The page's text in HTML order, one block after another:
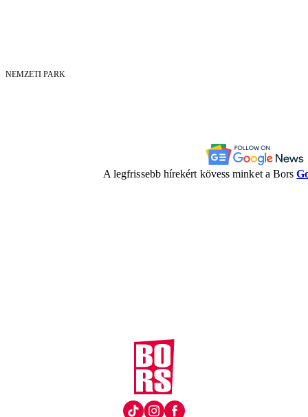
NEMZETI PARK
A legfrissebb hírekért kövess minket a Bors